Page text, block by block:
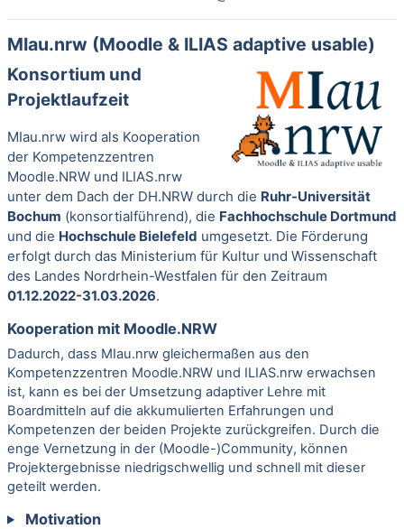
MIau.nrw (Moodle & ILIAS adaptive usable)
Konsortium und
Projektlaufzeit
MIau.nrw wird als Kooperation
der Kompetenzzentren
Moodle.NRW und ILIAS.nrw
unter dem Dach der DH.NRW durch die Ruhr-Universität
Bochum (konsortialführend), die Fachhochschule Dortmund
und die Hochschule Bielefeld umgesetzt. Die Förderung
erfolgt durch das Ministerium für Kultur und Wissenschaft
des Landes Nordrhein-Westfalen für den Zeitraum
01.12.2022-31.03.2026.
Kooperation mit Moodle.NRW
Dadurch, dass MIau.nrw gleichermaßen aus den
Kompetenzzentren Moodle.NRW und ILIAS.nrw erwachsen
ist, kann es bei der Umsetzung adaptiver Lehre mit
Boardmitteln auf die akkumulierten Erfahrungen und
Kompetenzen der beiden Projekte zurückgreifen. Durch die
enge Vernetzung in der (Moodle-)Community, können
Projektergebnisse niedrigschwellig und schnell mit dieser
geteilt werden.
Motivation